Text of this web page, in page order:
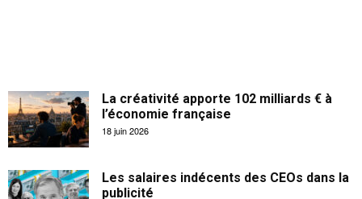
La créativité apporte 102 milliards € à
l’économie française
18 juin 2026
Les salaires indécents des CEOs dans la
publicité